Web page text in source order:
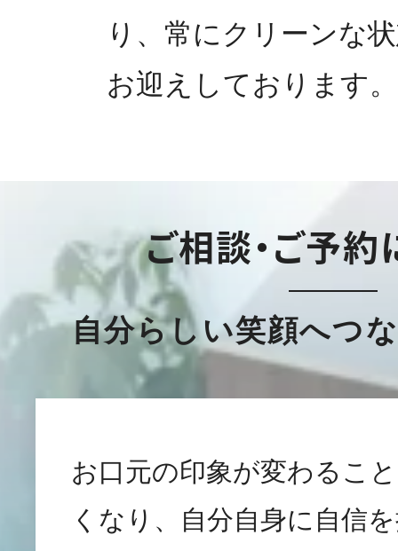
り、常にクリーンな
お迎えしております。
自分らしい笑顔へつ
ご相談・ご予約
お口元の印象が変わるこ
くなり、自分自身に自信